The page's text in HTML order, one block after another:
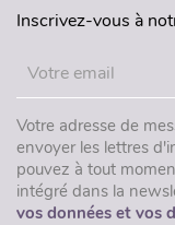
Inscrivez-vous à
Votre adresse de
envoyer les lettres
pouvez à tout
intégré dans la
vos données et vos